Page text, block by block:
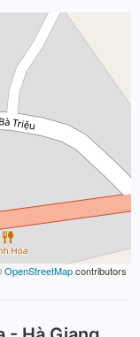
OpenStreetMapcontributors